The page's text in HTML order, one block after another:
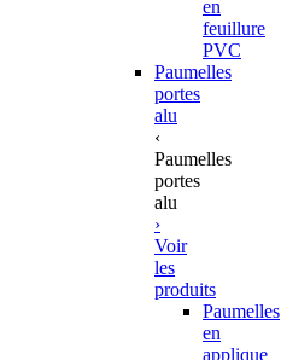
en
feuillure
PVC
Paumelles
portes
alu
‹
Paumelles
portes
alu
›
Voir
les
produits
Paumelles
en
applique